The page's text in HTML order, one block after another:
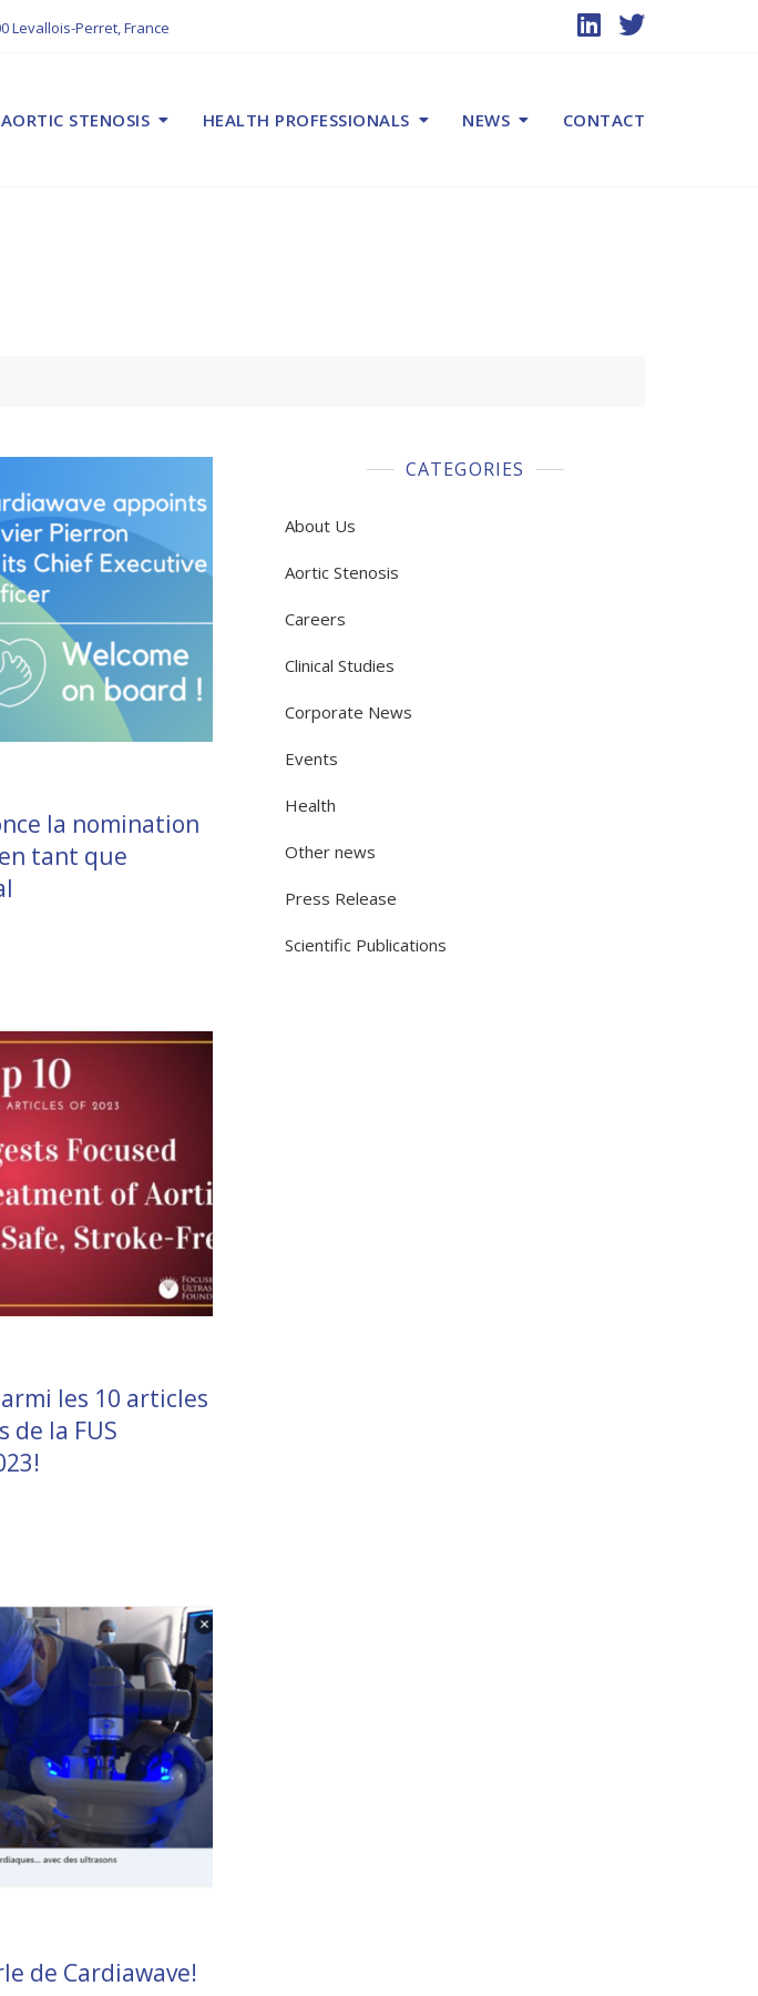
Levallois-Perret, France
AORTIC STENOSIS HEALTH PROFESSIONALS NEWS CONTACT
la nomination
tant que
les 10 articles
de la FUS
de Cardiawave!
CATEGORIES
About Us
Aortic Stenosis
Careers
Clinical Studies
Corporate News
Events
Health
Other news
Press Release
Scientific Publications